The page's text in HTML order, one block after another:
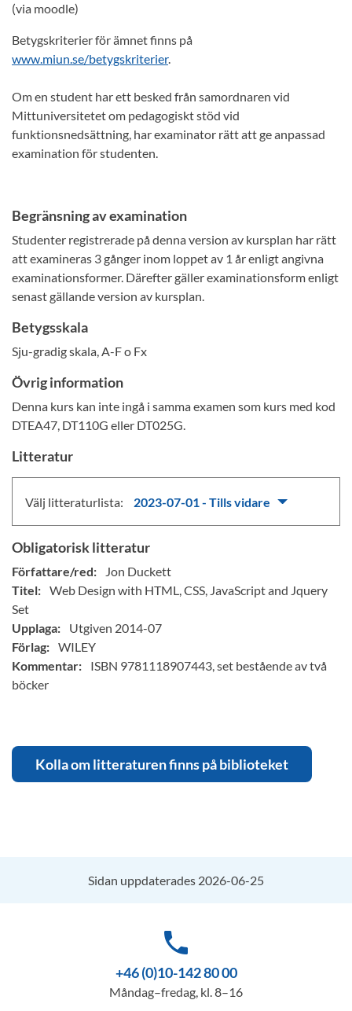
(via moodle)
Betygskriterier för ämnet finns på
www.miun.se/betygskriterier.
Om en student har ett besked från samordnaren vid
Mittuniversitetet om pedagogiskt stöd vid
funktionsnedsättning, har examinator rätt att ge anpassad
examination för studenten.
Begränsning av examination
Studenter registrerade på denna version av kursplan har rätt
att examineras 3 gånger inom loppet av 1 år enligt angivna
examinationsformer. Därefter gäller examinationsform enligt
senast gällande version av kursplan.
Betygsskala
Sju-gradig skala, A-F o Fx
Övrig information
Denna kurs kan inte ingå i samma examen som kurs med kod
DTEA47, DT110G eller DT025G.
Litteratur
Välj litteraturlista: 2023-07-01 - Tills vidare
Obligatorisk litteratur
Författare/red:
Jon Duckett
Titel: Web Design with HTML, CSS, JavaScript and Jquery
Set
Upplaga:
Utgiven 2014-07
Förlag: WILEY
Kommentar:
ISBN 9781118907443, set bestående av två
böcker
Kolla om litteraturen finns på biblioteket
Sidan uppdaterades 2026-06-25
phone
+46 (0)10-142 80 00
Måndag–fredag, kl. 8–16